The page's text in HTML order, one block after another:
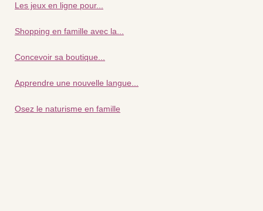
Les jeux en ligne pour...
Shopping en famille avec la...
Concevoir sa boutique...
Apprendre une nouvelle langue...
Osez le naturisme en famille